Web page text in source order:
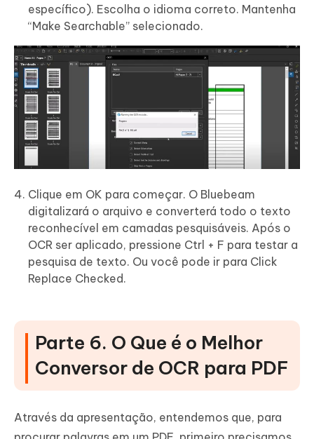
específico). Escolha o idioma correto. Mantenha
“Make Searchable” selecionado.
Clique em OK para começar. O Bluebeam
digitalizará o arquivo e converterá todo o texto
reconhecível em camadas pesquisáveis. Após o
OCR ser aplicado, pressione Ctrl + F para testar a
pesquisa de texto. Ou você pode ir para Click
Replace Checked.
Parte 6. O Que é o Melhor
Conversor de OCR para PDF
Através da apresentação, entendemos que, para